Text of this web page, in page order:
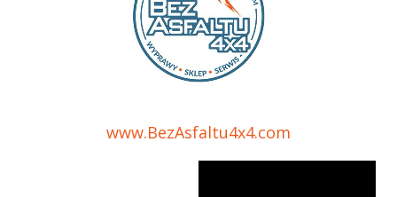
www.BezAsfaltu4x4.com